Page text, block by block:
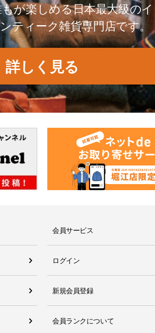
が楽しめる日本最大級の
ティーク雑貨専門店です。
詳しく見る
会員サービス
ログイン
新規会員登録
会員ランクについて